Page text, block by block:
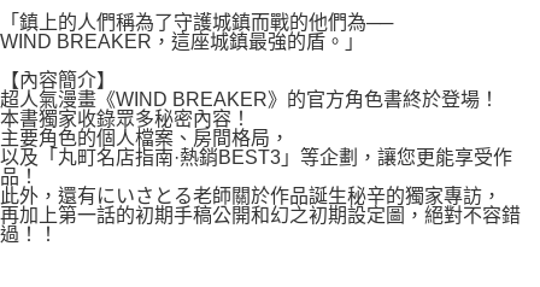
５．嚴禁一人註冊多個帳號或使用他人資訊註冊。若發現惡意使用之情形，
恩沛科技股份有限公司將有權停止該用戶之使用額度並採取法律行動。
「鎮上的人們稱為了守護城鎮而戰的他們為──
WIND BREAKER，這座城鎮最強的盾。」
【內容簡介】
超人氣漫畫《WIND BREAKER》的官方角色書終於登場！
本書獨家收錄眾多秘密內容！
主要角色的個人檔案、房間格局，
以及「丸町名店指南·熱銷BEST3」等企劃，讓您更能享受作
品！
此外，還有にいさとる老師關於作品誕生秘辛的獨家專訪，
再加上第一話的初期手稿公開和幻之初期設定圖，絕對不容錯
過！！